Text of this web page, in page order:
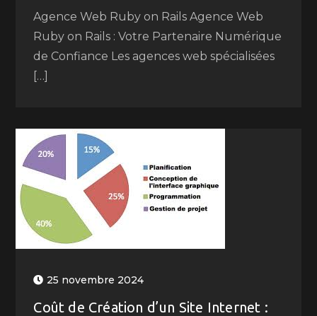
Agence Web Ruby on Rails Agence Web
Ruby on Rails : Votre Partenaire Numérique
de Confiance Les agences web spécialisées
[…]
25 novembre 2024
Coût de Création d’un Site Internet :